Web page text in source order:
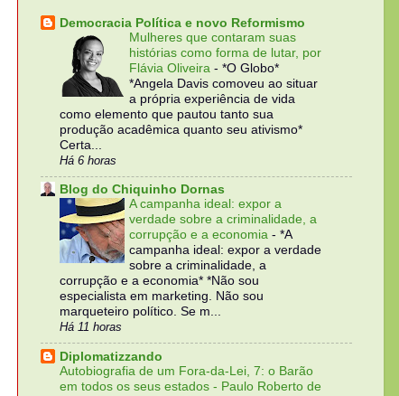
Democracia Política e novo Reformismo
Mulheres que contaram suas
histórias como forma de lutar, por
Flávia Oliveira - *O Globo*
*Angela Davis comoveu ao situar
a própria experiência de vida
como elemento que pautou tanto sua
produção acadêmica quanto seu ativismo*
Certa...
Há 6 horas
Blog do Chiquinho Dornas
A campanha ideal: expor a
verdade sobre a criminalidade, a
corrupção e a economia - *A
campanha ideal: expor a verdade
sobre a criminalidade, a
corrupção e a economia* *Não sou
especialista em marketing. Não sou
marqueteiro político. Se m...
Há 11 horas
Diplomatizzando
Autobiografia de um Fora-da-Lei, 7: o Barão
em todos os seus estados - Paulo Roberto de